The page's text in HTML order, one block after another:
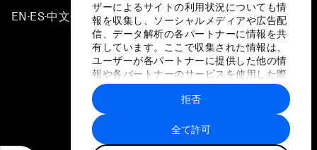
ザーによるサイトの利用状況についても情
報を収集し、ソーシャルメディアや広告配
信、データ解析の各パートナーに情報を共
有しています。ここで収集された情報は、
ユーザーが各パートナーに提供した他の情
報や各パートナーのサービスを使用した際
に収集された情報と組み合わされ、各パー
トナーによって使用されることがありま
す。
全て許可
拒否
EN ▪ES▪中文▪ 日本語
プライバシーポリシーと利用規約
サイトマップ